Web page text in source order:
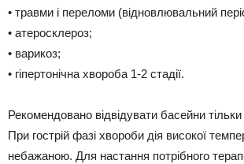
• травми і переломи (відновлювальний
• атеросклероз;
• варикоз;
• гіпертонічна хвороба 1-2 стадії.
Рекомендовано відвідувати басейни тільки
При гострій фазі хвороби дія високої
небажаною. Для настання потрібного